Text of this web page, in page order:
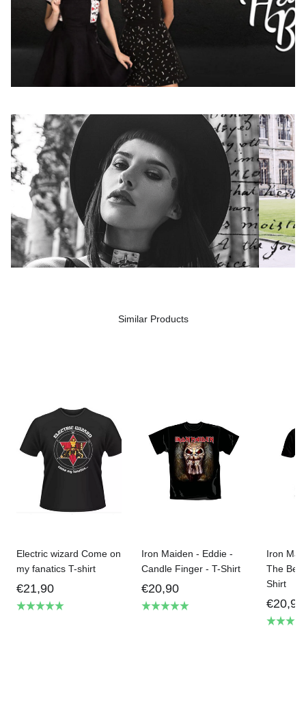
Similar Products
Electric wizard Come on
my fanatics T-shirt
€21,90
Iron Maiden - Eddie -
Candle Finger - T-Shirt
€20,90
Iron
The
Shirt
€20,90